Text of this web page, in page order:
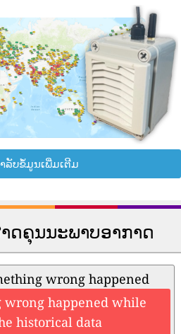
ລັບຂໍ້ມູນເພີ່ມເຕີມ
ຄຸນນະພາບອາກາດ
wrong happened
wrong happened while
historical data